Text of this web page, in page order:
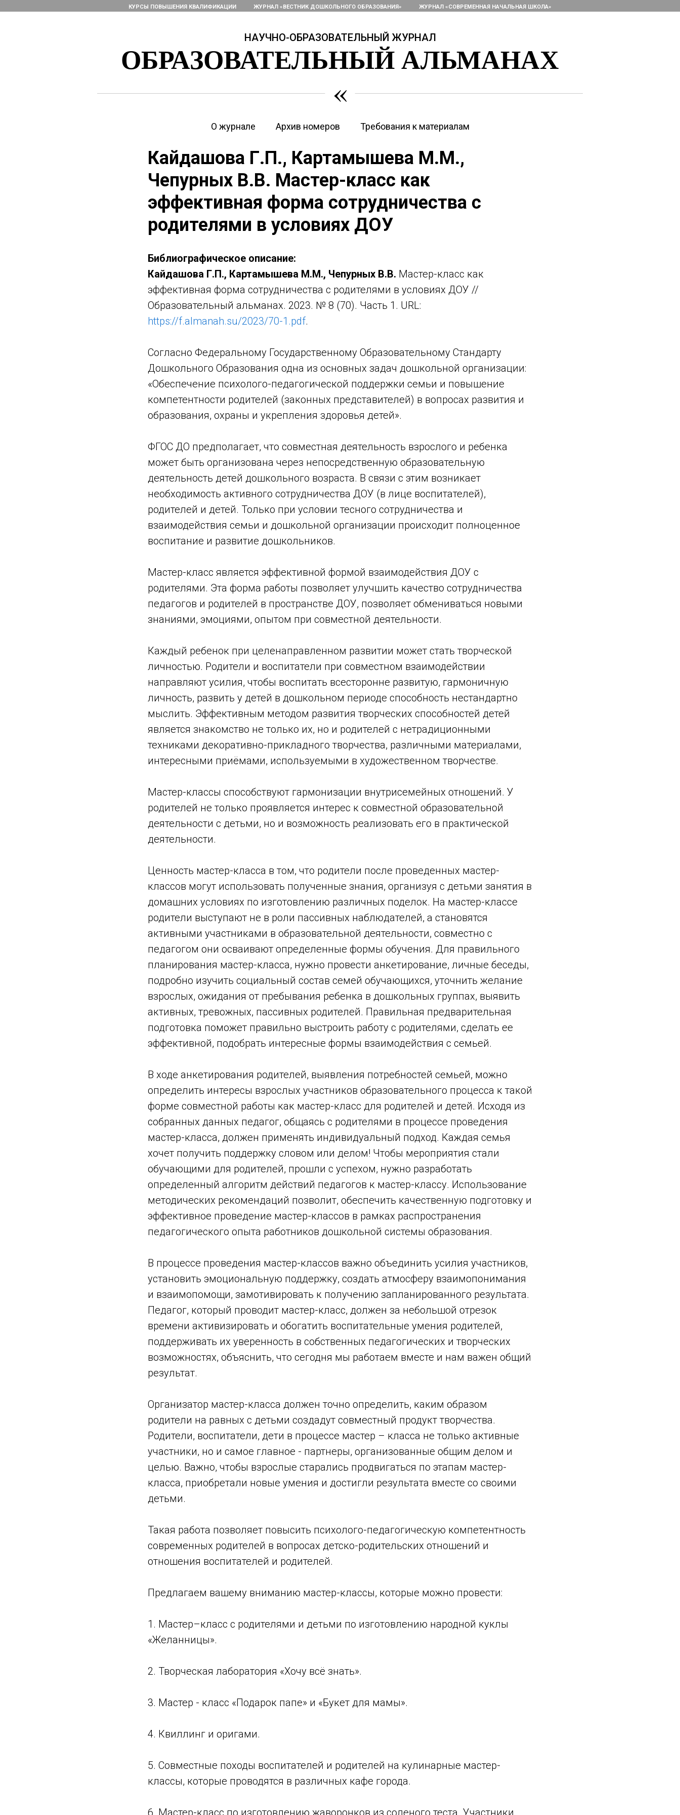
КУРСЫ ПОВЫШЕНИЯ КВАЛИФИКАЦИИ ЖУРНАЛ «ВЕСТНИК ДОШКОЛЬНОГО ОБРАЗОВАНИЯ» ЖУРНАЛ «СОВРЕМЕННАЯ НАЧАЛЬНАЯ ШКОЛА»
НАУЧНО-ОБРАЗОВАТЕЛЬНЫЙ ЖУРНАЛ
ОБРАЗОВАТЕЛЬНЫЙ АЛЬМАНАХ
«
О журнале Архив номеров Требования к материалам
Кайдашова Г.П., Картамышева М.М.,
Чепурных В.В. Мастер-класс как
эффективная форма сотрудничества с
родителями в условиях ДОУ
Библиографическое описание:
Кайдашова Г.П., Картамышева М.М., Чепурных В.В. Мастер-класс как
эффективная форма сотрудничества с родителями в условиях ДОУ //
Образовательный альманах. 2023. № 8 (70). Часть 1. URL:
https://f.almanah.su/2023/70-1.pdf.
Согласно Федеральному Государственному Образовательному Стандарту
Дошкольного Образования одна из основных задач дошкольной организации:
«Обеспечение психолого-педагогической поддержки семьи и повышение
компетентности родителей (законных представителей) в вопросах развития и
образования, охраны и укрепления здоровья детей».
ФГОС ДО предполагает, что совместная деятельность взрослого и ребенка
может быть организована через непосредственную образовательную
деятельность детей дошкольного возраста. В связи с этим возникает
необходимость активного сотрудничества ДОУ (в лице воспитателей),
родителей и детей. Только при условии тесного сотрудничества и
взаимодействия семьи и дошкольной организации происходит полноценное
воспитание и развитие дошкольников.
Мастер-класс является эффективной формой взаимодействия ДОУ с
родителями. Эта форма работы позволяет улучшить качество сотрудничества
педагогов и родителей в пространстве ДОУ, позволяет обмениваться новыми
знаниями, эмоциями, опытом при совместной деятельности.
Каждый ребенок при целенаправленном развитии может стать творческой
личностью. Родители и воспитатели при совместном взаимодействии
направляют усилия, чтобы воспитать всесторонне развитую, гармоничную
личность, развить у детей в дошкольном периоде способность нестандартно
мыслить. Эффективным методом развития творческих способностей детей
является знакомство не только их, но и родителей с нетрадиционными
техниками декоративно-прикладного творчества, различными материалами,
интересными приёмами, используемыми в художественном творчестве.
Мастер-классы способствуют гармонизации внутрисемейных отношений. У
родителей не только проявляется интерес к совместной образовательной
деятельности с детьми, но и возможность реализовать его в практической
деятельности.
Ценность мастер-класса в том, что родители после проведенных мастер-
классов могут использовать полученные знания, организуя с детьми занятия в
домашних условиях по изготовлению различных поделок. На мастер-классе
родители выступают не в роли пассивных наблюдателей, а становятся
активными участниками в образовательной деятельности, совместно с
педагогом они осваивают определенные формы обучения. Для правильного
планирования мастер-класса, нужно провести анкетирование, личные беседы,
подробно изучить социальный состав семей обучающихся, уточнить желание
взрослых, ожидания от пребывания ребенка в дошкольных группах, выявить
активных, тревожных, пассивных родителей. Правильная предварительная
подготовка поможет правильно выстроить работу с родителями, сделать ее
эффективной, подобрать интересные формы взаимодействия с семьей.
В ходе анкетирования родителей, выявления потребностей семьей, можно
определить интересы взрослых участников образовательного процесса к такой
форме совместной работы как мастер-класс для родителей и детей. Исходя из
собранных данных педагог, общаясь с родителями в процессе проведения
мастер-класса, должен применять индивидуальный подход. Каждая семья
хочет получить поддержку словом или делом! Чтобы мероприятия стали
обучающими для родителей, прошли с успехом, нужно разработать
определенный алгоритм действий педагогов к мастер-классу. Использование
методических рекомендаций позволит, обеспечить качественную подготовку и
эффективное проведение мастер-классов в рамках распространения
педагогического опыта работников дошкольной системы образования.
В процессе проведения мастер-классов важно объединить усилия участников,
установить эмоциональную поддержку, создать атмосферу взаимопонимания
и взаимопомощи, замотивировать к получению запланированного результата.
Педагог, который проводит мастер-класс, должен за небольшой отрезок
времени активизировать и обогатить воспитательные умения родителей,
поддерживать их уверенность в собственных педагогических и творческих
возможностях, объяснить, что сегодня мы работаем вместе и нам важен общий
результат.
Организатор мастер-класса должен точно определить, каким образом
родители на равных с детьми создадут совместный продукт творчества.
Родители, воспитатели, дети в процессе мастер – класса не только активные
участники, но и самое главное - партнеры, организованные общим делом и
целью. Важно, чтобы взрослые старались продвигаться по этапам мастер-
класса, приобретали новые умения и достигли результата вместе со своими
детьми.
Такая работа позволяет повысить психолого-педагогическую компетентность
современных родителей в вопросах детско-родительских отношений и
отношения воспитателей и родителей.
Предлагаем вашему вниманию мастер-классы, которые можно провести:
1. Мастер–класс с родителями и детьми по изготовлению народной куклы
«Желанницы».
2. Творческая лаборатория «Хочу всё знать».
3. Мастер - класс «Подарок папе» и «Букет для мамы».
4. Квиллинг и оригами.
5. Совместные походы воспитателей и родителей на кулинарные мастер-
классы, которые проводятся в различных кафе города.
6. Мастер-класс по изготовлению жаворонков из соленого теста. Участники